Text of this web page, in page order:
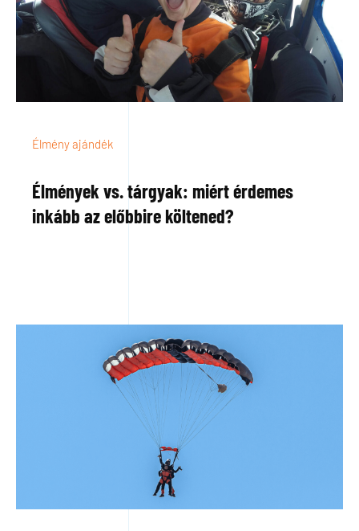
Élmény ajándék
Élmények vs. tárgyak: miért érdemes
inkább az előbbire költened?